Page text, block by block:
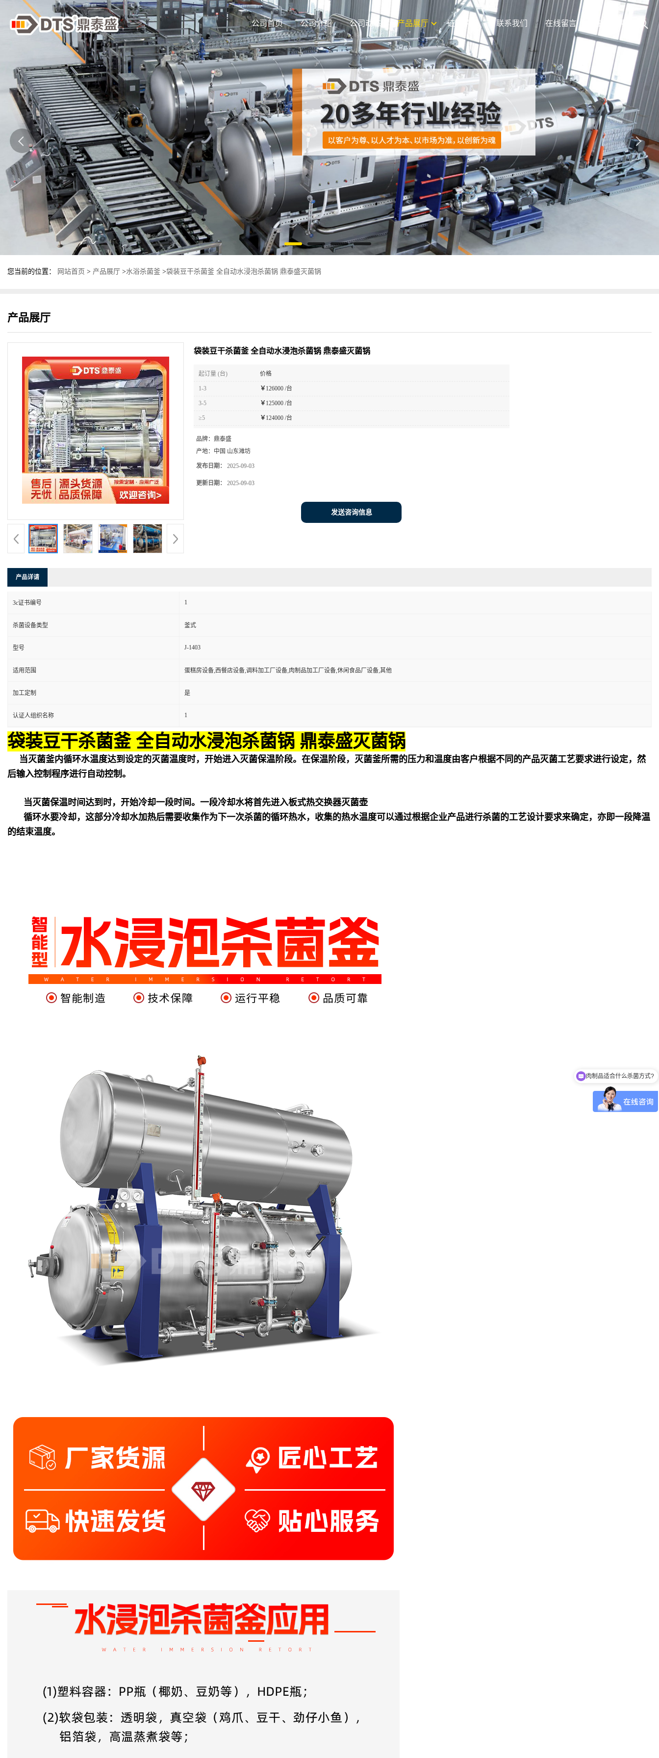
公司首页 公司介绍 公司动态 产品展厅 证书荣誉 联系我们 在线留言 在线招聘
您当前的位置： 网站首页 > 产品展厅 >水浴杀菌釜 >袋装豆干杀菌釜 全自动水浸泡杀菌锅 鼎泰盛灭菌锅
产品展厅
袋装豆干杀菌釜 全自动水浸泡杀菌锅 鼎泰盛灭菌锅
起订量 (台) 价格
1-3 ￥ 126000 /台
3-5 ￥ 125000 /台
≥5 ￥ 124000 /台
品牌： 鼎泰盛
产地： 中国 山东潍坊
发布日期： 2025-09-03
更新日期： 2025-09-03
发送咨询信息
产品详请
3c证书编号 1
杀菌设备类型 釜式
型号 J-1403
适用范围 蛋糕房设备,西餐店设备,调料加工厂设备,肉制品加工厂设备,休闲食品厂设备,其他
加工定制 是
认证人组织名称 1
袋装豆干杀菌釜 全自动水浸泡杀菌锅 鼎泰盛灭菌锅
当灭菌釜内循环水温度达到设定的灭菌温度时，开始进入灭菌保温阶段。在保温阶段，灭菌釜所需的压力和温度由客户根据不同的产品灭菌工艺要求进行设定，然
后输入控制程序进行自动控制。
当灭菌保温时间达到时，开始冷却一段时间。一段冷却水将首先进入板式热交换器灭菌壶
循环水要冷却，这部分冷却水加热后需要收集作为下一次杀菌的循环热水，收集的热水温度可以通过根据企业产品进行杀菌的工艺设计要求来确定，亦即一段降温
的结束温度。
玻璃瓶燕窝适合什么杀菌方式?